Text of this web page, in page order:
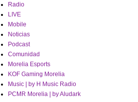
Radio
LIVE
Mobile
Noticias
Podcast
Comunidad
Morelia Esports
KOF Gaming Morelia
Music | by H Music Radio
PCMR Morelia | by Aludark